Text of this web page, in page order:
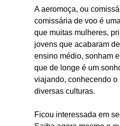
A aeromoça, ou
comissária de voo é
que muitas mulheres,
jovens que acabaram
ensino médio, sonham
que de longe é um
viajando, conhecendo o
diversas culturas.
Ficou interessada em